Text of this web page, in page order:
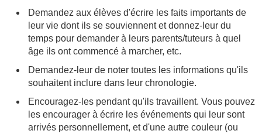
Demandez aux élèves d'écrire les faits importants de
leur vie dont ils se souviennent et donnez-leur du
temps pour demander à leurs parents/tuteurs à quel
âge ils ont commencé à marcher, etc.
Demandez-leur de noter toutes les informations qu'ils
souhaitent inclure dans leur chronologie.
Encouragez-les pendant qu'ils travaillent. Vous pouvez
les encourager à écrire les événements qui leur sont
arrivés personnellement, et d'une autre couleur (ou